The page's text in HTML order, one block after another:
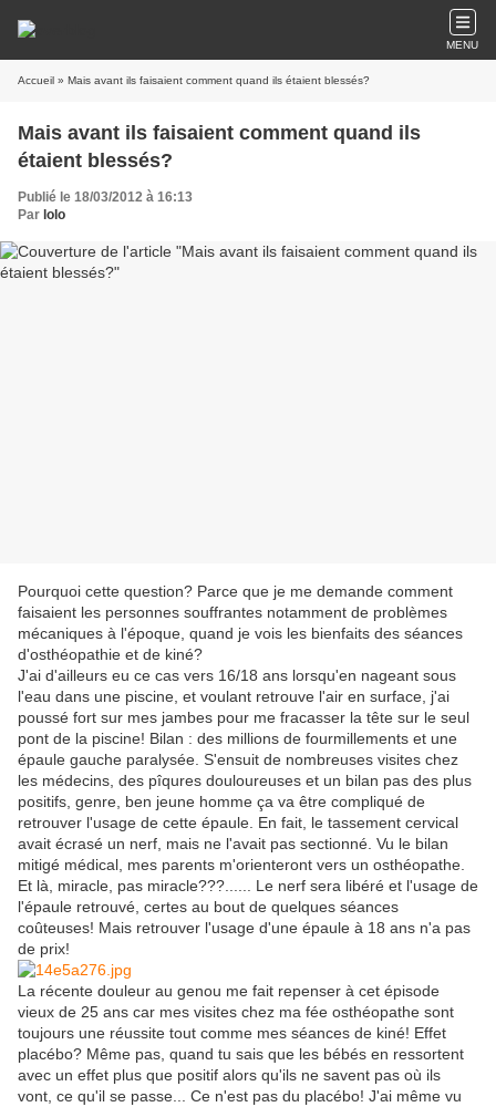
MENU
Accueil » Mais avant ils faisaient comment quand ils étaient blessés?
Mais avant ils faisaient comment quand ils
étaient blessés?
Publié le 18/03/2012 à 16:13
Par lolo
Pourquoi cette question? Parce que je me demande comment
faisaient les personnes souffrantes notamment de problèmes
mécaniques à l'époque, quand je vois les bienfaits des séances
d'osthéopathie et de kiné?
J'ai d'ailleurs eu ce cas vers 16/18 ans lorsqu'en nageant sous
l'eau dans une piscine, et voulant retrouve l'air en surface, j'ai
poussé fort sur mes jambes pour me fracasser la tête sur le seul
pont de la piscine! Bilan : des millions de fourmillements et une
épaule gauche paralysée. S'ensuit de nombreuses visites chez
les médecins, des pîqures douloureuses et un bilan pas des plus
positifs, genre, ben jeune homme ça va être compliqué de
retrouver l'usage de cette épaule. En fait, le tassement cervical
avait écrasé un nerf, mais ne l'avait pas sectionné. Vu le bilan
mitigé médical, mes parents m'orienteront vers un osthéopathe.
Et là, miracle, pas miracle???...... Le nerf sera libéré et l'usage de
l'épaule retrouvé, certes au bout de quelques séances
coûteuses! Mais retrouver l'usage d'une épaule à 18 ans n'a pas
de prix!
La récente douleur au genou me fait repenser à cet épisode
vieux de 25 ans car mes visites chez ma fée osthéopathe sont
toujours une réussite tout comme mes séances de kiné! Effet
placébo? Même pas, quand tu sais que les bébés en ressortent
avec un effet plus que positif alors qu'ils ne savent pas où ils
vont, ce qu'il se passe... Ce n'est pas du placébo! J'ai même vu